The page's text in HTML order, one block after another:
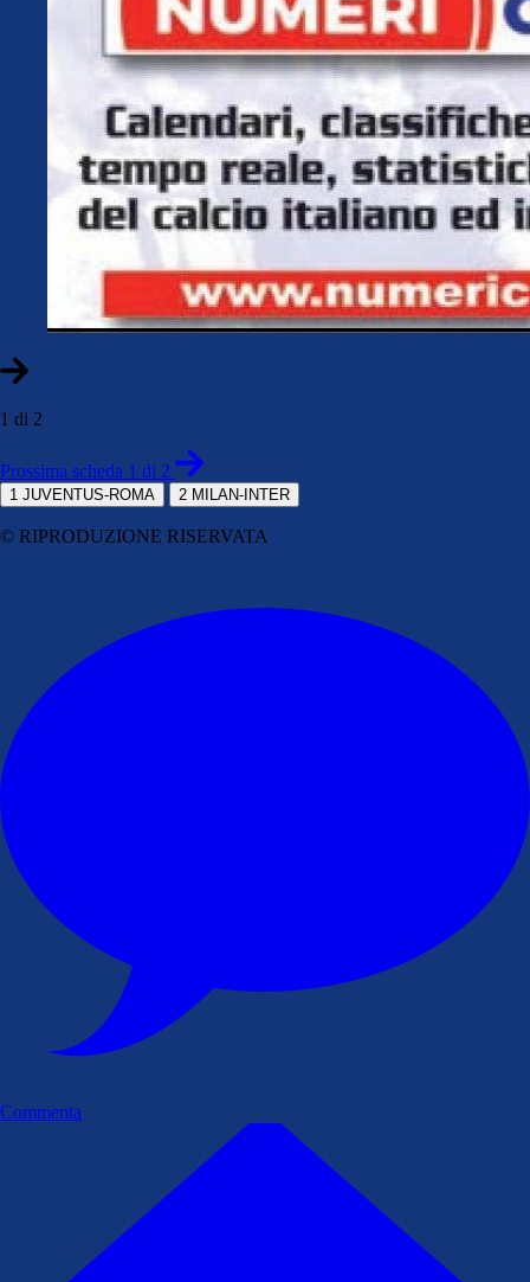
1 di 2
Prossima scheda 1 di 2
1 JUVENTUS-ROMA 2 MILAN-INTER
© RIPRODUZIONE RISERVATA
Commenta